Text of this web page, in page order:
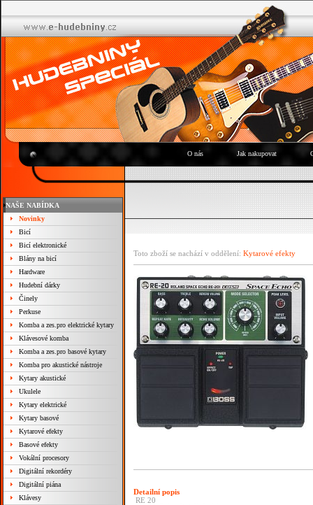
O nás Jak nakupovat
NAŠE NABÍDKA
Novinky
Bicí
Bicí elektronické
Blány na bicí
Hardware
Hudební dárky
Činely
Perkuse
Komba a zes.pro elektrické kytary
Klávesové komba
Komba a zes.pro basové kytary
Komba pro akustické nástroje
Kytary akustické
Ukulele
Kytary elektrické
Kytary basové
Kytarové efekty
Basové efekty
Vokální procesory
Digitální rekordéry
Digitální piána
Klávesy
Toto zboží se nachází v oddělení: Kytarové efekty
Detailní popis
RE 20